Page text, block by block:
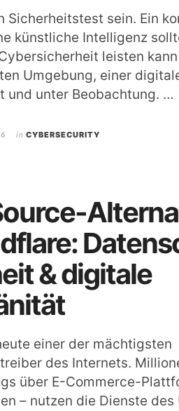
Sicherheitstest sein. Ein
künstliche Intelligenz
leisten
Umgebung, einer
und unter Beobachtung. …
in CYBERSECURITY
& digitale
einer der mächtigsten
des Internets.
über E-Commerce-
– nutzen die Dienste des